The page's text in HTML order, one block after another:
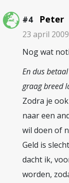
#4 Peter
23 april
Nog wat
En dus
graag breed
Zodra je
naar een
wil doen of
Geld is
dacht ik,
worden,